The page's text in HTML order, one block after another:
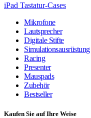
iPad Tastatur-Cases
Mikrofone
Lautsprecher
Digitale Stifte
Simulationsausrüstung
Racing
Presenter
Mauspads
Zubehör
Bestseller
Kaufen Sie auf Ihre Weise